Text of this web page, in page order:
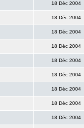
18 Déc 2004
18 Déc 2004
18 Déc 2004
18 Déc 2004
18 Déc 2004
18 Déc 2004
18 Déc 2004
18 Déc 2004
18 Déc 2004